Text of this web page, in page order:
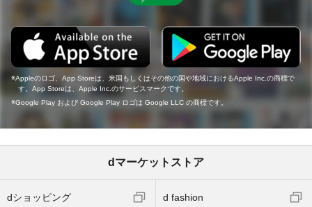
Appleのロゴ、App Storeは、米国もしくはその他の国や地域におけるApple Inc.の商標で
す。App Storeは、Apple Inc.のサービスマークです。
Google Play および Google Play ロゴは Google LLC の商標です。
dマーケットストア
dショッピング d fashion